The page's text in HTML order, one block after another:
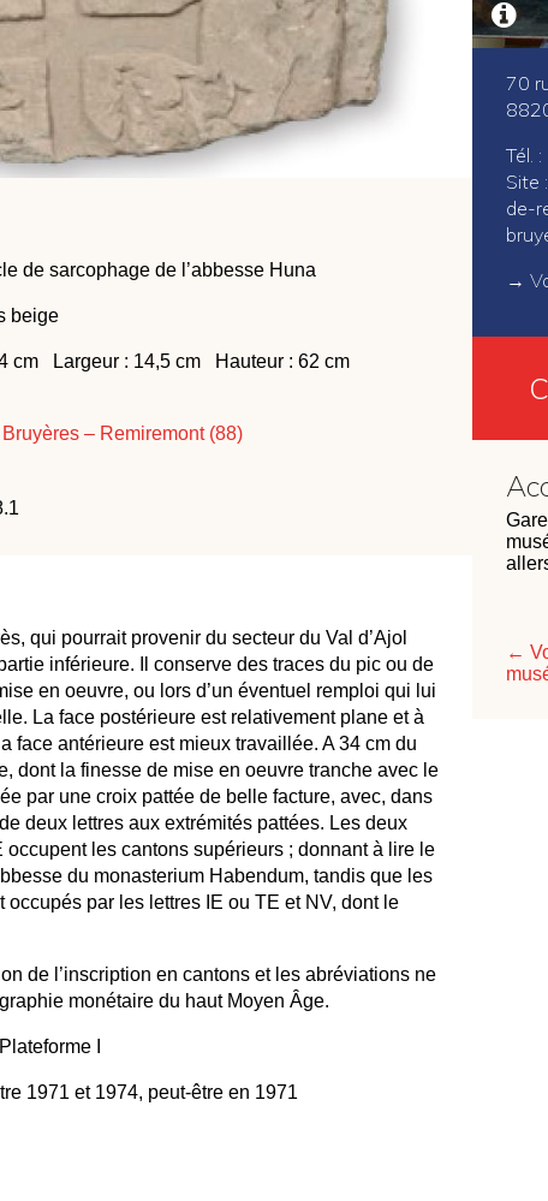
de sarcophage de l’abbesse Huna
beige
cm Largeur : 14,5 cm Hauteur : 62 cm
– Remiremont (88)
qui pourrait provenir du sec­teur du Val d’Ajol
inférieure. Il conserve des traces du pic ou de
en oeuvre, ou lors d’un éventuel remploi qui lui
La face postérieure est relative­ment plane et à
face antérieure est mieux travaillée. A 34 cm du
dont la finesse de mise en oeuvre tranche avec le
par une croix pattée de belle facture, avec, dans
deux lettres aux extrémités pattées. Les deux
les cantons supérieurs ; donnant à lire le
du monasterium Habendum, tandis que les
par les lettres IE ou TE et NV, dont le
de l’inscription en cantons et les abréviations ne
monétaire du haut Moyen Âge.
I
1971 et 1974, peut-être en 1971
70
Tél.
Site :
de-
→
←